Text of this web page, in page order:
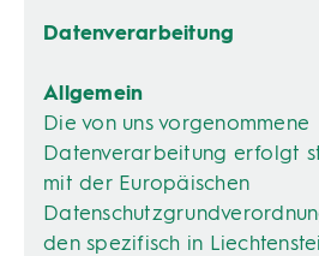
Datenverarbeitung
Allgemein
Die von uns vorgenommene
Datenverarbeitung erfolgt
mit der Europäischen
den spezifisch in